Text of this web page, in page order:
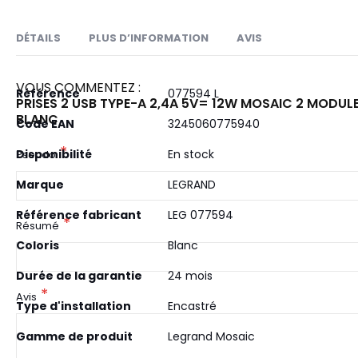
DÉTAILS
Chargeur 2 USB Type-A Mosaic 230V /
Mosaic
dédiée à la charge
Consommation en veille inférieure à
Conforme à la directive CEE sur
PLUS D’INFORMATION
Plus
d’information
Référence
077594 L
Code EAN
3245060775940
Disponibilité
En stock
Marque
LEGRAND
Référence fabricant
LEG 077594
Coloris
Blanc
Durée de la garantie
24 mois
Type d'installation
Encastré
Gamme de produit
Legrand Mosaic
AVIS
VOUS COMMENTEZ :
PRISES 2 USB TYPE-A 2,4A 5V= 12W MOSAIC 2
BLANC
Pseudo
Résumé
Avis